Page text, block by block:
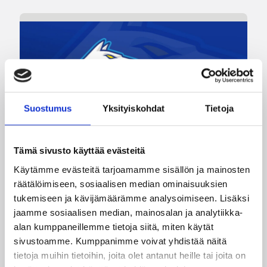
Suostumus Yksityiskohdat Tietoja
Tämä sivusto käyttää evästeitä
Käytämme evästeitä tarjoamamme sisällön ja mainosten
räätälöimiseen, sosiaalisen median ominaisuuksien
tukemiseen ja kävijämäärämme analysoimiseen. Lisäksi
jaamme sosiaalisen median, mainosalan ja analytiikka-
alan kumppaneillemme tietoja siitä, miten käytät
sivustoamme. Kumppanimme voivat yhdistää näitä
tietoja muihin tietoihin, joita olet antanut heille tai joita on
Suomen 15-vuotiaat tytöt
voittivat Islannin Nordic Open -
turnauksen toisessa ottelussa
Suomen 15-vuotiaiden tyttöjen maajoukkue